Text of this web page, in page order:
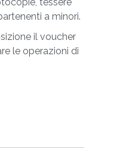
Daniele Parisi
di Savoia) e
dalle
Fresa eseguite e
La Fenice E
capo
a minori.
il voucher
le operazioni di